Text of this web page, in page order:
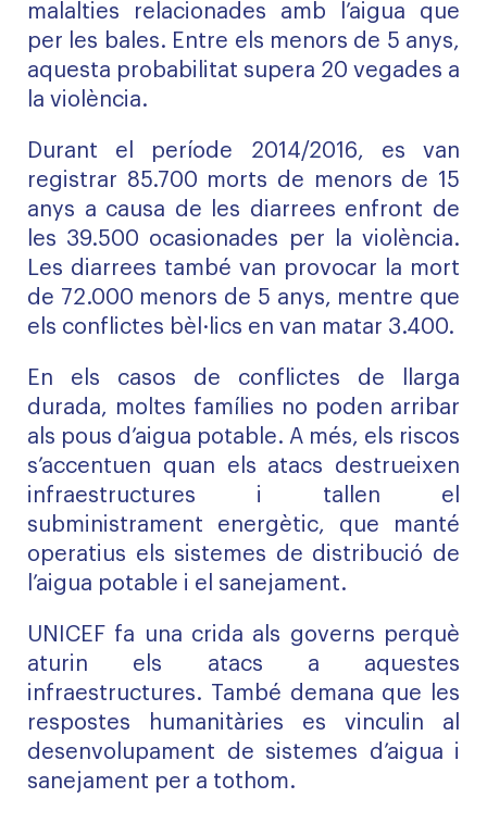
malalties relacionades amb l’aigua que
per les bales. Entre els menors de 5 anys,
aquesta probabilitat supera 20 vegades a
la violència.
Durant el període 2014/2016, es van
registrar 85.700 morts de menors de 15
anys a causa de les diarrees enfront de
les 39.500 ocasionades per la violència.
Les diarrees també van provocar la mort
de 72.000 menors de 5 anys, mentre que
els conflictes bèl·lics en van matar 3.400.
En els casos de conflictes de llarga
durada, moltes famílies no poden arribar
als pous d’aigua potable. A més, els riscos
s’accentuen quan els atacs destrueixen
infraestructures i tallen el
subministrament energètic, que manté
operatius els sistemes de distribució de
l’aigua potable i el sanejament.
UNICEF fa una crida als governs perquè
aturin els atacs a aquestes
infraestructures. També demana que les
respostes humanitàries es vinculin al
desenvolupament de sistemes d’aigua i
sanejament per a tothom.